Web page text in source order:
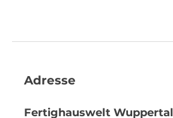
Adresse
Fertighauswelt Wuppertal